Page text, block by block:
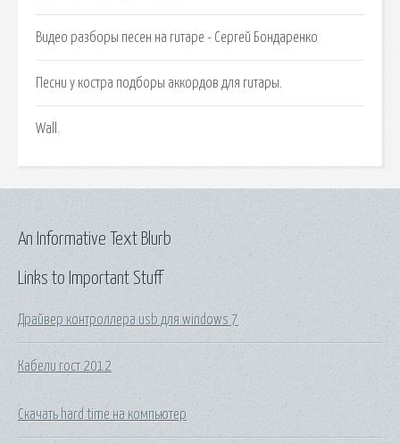
Видео разборы песен на гитаре - Сергей Бондаренко
Песни у костра подборы аккордов для гитары.
Wall.
Links to Important Stuff
Драйвер контроллера usb для windows 7
Кабели гост 2012
Скачать hard time на компьютер
An Informative Text Blurb